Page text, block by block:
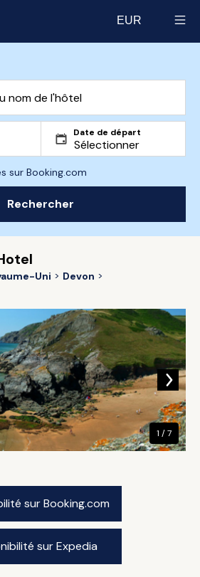
EUR
Date de départ
sur Booking.com
Rechercher
Uni
Devon
sur Booking.com
sur Expedia
1 / 7